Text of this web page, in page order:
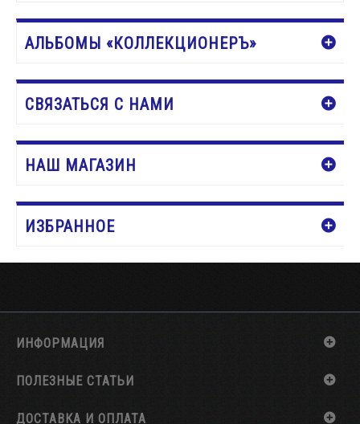
АЛЬБОМЫ «КОЛЛЕКЦИОНЕРЪ»
СВЯЗАТЬСЯ С НАМИ
НАШ МАГАЗИН
ИЗБРАННОЕ
ИНФОРМАЦИЯ
ПОЛЕЗНЫЕ СТАТЬИ
ДОСТАВКА И ОПЛАТА